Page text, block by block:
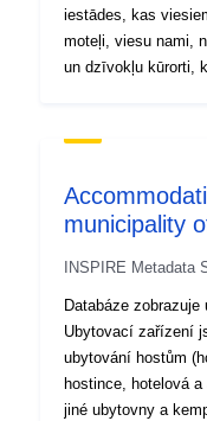
iestādes, kas
moteļi, viesu nami,
un dzīvokļu kūrorti,
viesiem
municipality
INSPIRE Metadata
Databáze
Ubytovací zařízení
ubytování hostům
hostince, hotelová
jiné ubytovny a